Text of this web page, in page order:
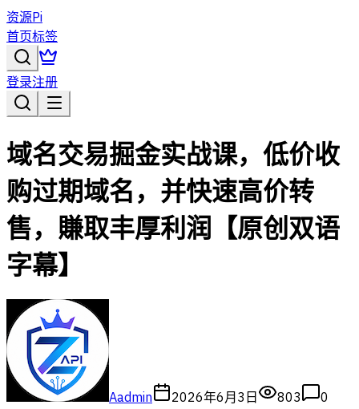
资源Pi
首页标签
登录注册
域名交易掘金实战课，低价收
购过期域名，并快速高价转
售，賺取丰厚利润【原创双语
字幕】
Aadmin 2026年6月3日 803 0